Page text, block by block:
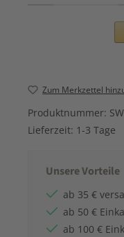
Zum Merkzettel
Produktnummer:
Lieferzeit: 1-3 Tage
Unsere Vorteile
ab 35 €
ab 50 €
ab 100 €